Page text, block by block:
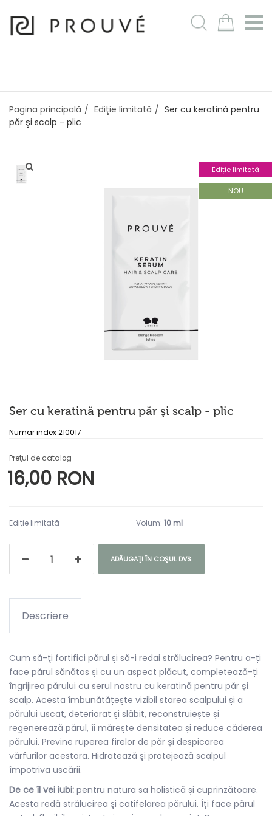
m
Pagina principală Ediţie limitată
Ser cu keratină pentru
păr şi scalp - plic
Ediție limitată
NOU
Ser cu keratină pentru păr şi scalp - plic
Număr index 210017
Preţul de catalog
16,00 RON
Ediţie limitată Volum: 10 ml
ADĂUGAŢI ÎN COŞUL DVS.
Descriere
Cum să-ţi fortifici părul și să-i redai strălucirea? Pentru a-ți
face părul sănătos și cu un aspect plăcut, completează-ți
îngrijirea părului cu serul nostru cu keratină pentru păr şi
scalp. Acesta îmbunătățește vizibil starea scalpului și a
părului uscat, deteriorat și slăbit, reconstruiește și
regenerează părul, îi mărește densitatea și reduce căderea
părului. Previne ruperea firelor de păr şi despicarea
vărfurilor acestora. Hidratează și protejează scalpul
împotriva uscării.
De ce îl vei iubi: pentru natura sa holistică și cuprinzătoare.
Acesta redă strălucirea și catifelarea părului. Îți face părul